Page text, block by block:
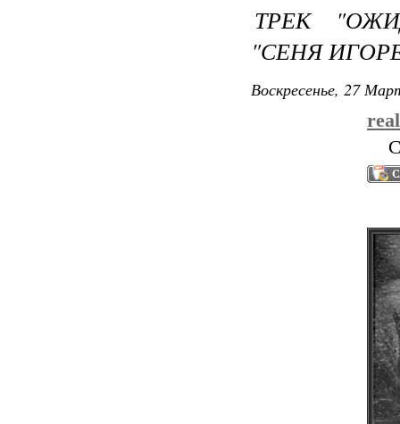
ТРЕК
"СЕНЯ
Воскресенье, 27